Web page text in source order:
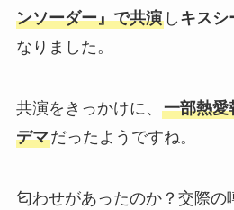
ンソーダー』で共演し キスシ
なりました。
共演をきっかけに、 一部熱愛
デマだったようですね。
匂わせがあったのか？交際の